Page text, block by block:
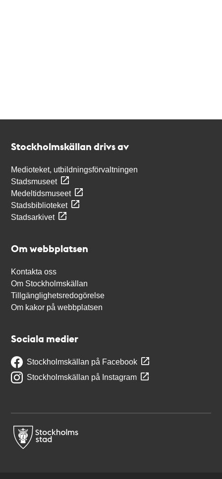
Stockholmskällan drivs av
Medioteket, utbildningsförvaltningen
Stadsmuseet
Medeltidsmuseet
Stadsbiblioteket
Stadsarkivet
Om webbplatsen
Kontakta oss
Om Stockholmskällan
Tillgänglighetsredogörelse
Om kakor på webbplatsen
Sociala medier
Stockholmskällan på Facebook
Stockholmskällan på Instagram